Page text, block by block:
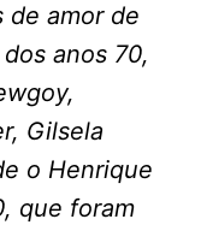
de amor de
anos 70,
Gilsela
o Henrique
que foram